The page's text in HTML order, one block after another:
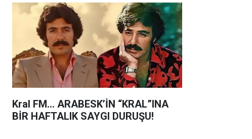
Kral FM… ARABESK’İN “KRAL”INA
BİR HAFTALIK SAYGI DURUŞU!